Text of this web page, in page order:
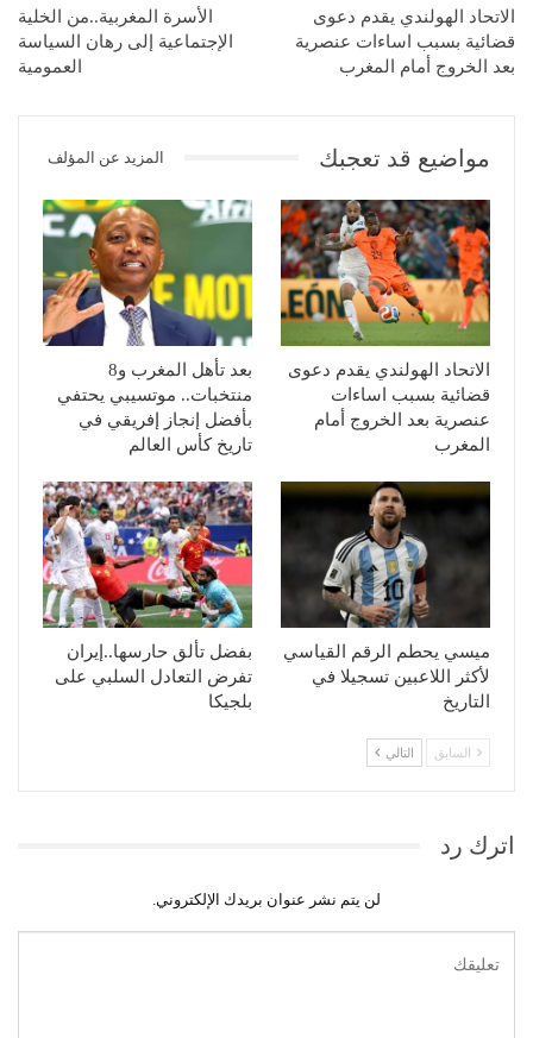
الاتحاد الهولندي يقدم دعوى
قضائية بسبب اساءات عنصرية
بعد الخروج أمام المغرب
الأسرة المغربية..من الخلية
الإجتماعية إلى رهان السياسة
العمومية
مواضيع قد تعجبك المزيد عن المؤلف
الاتحاد الهولندي يقدم دعوى
قضائية بسبب اساءات
عنصرية بعد الخروج أمام
المغرب
بعد تأهل المغرب و8
منتخبات.. موتسيبي يحتفي
بأفضل إنجاز إفريقي في
تاريخ كأس العالم
ميسي يحطم الرقم القياسي
لأكثر اللاعبين تسجيلا في
التاريخ
بفضل تألق حارسها..إيران
تفرض التعادل السلبي على
بلجيكا
السابق التالي
اترك رد
لن يتم نشر عنوان بريدك الإلكتروني.